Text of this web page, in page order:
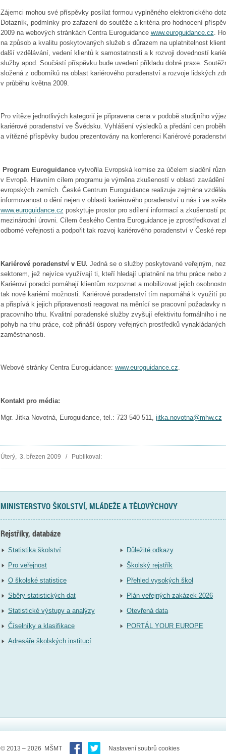
Zájemci mohou své příspěvky posílat formou vyplněného elektronického
Dotazník, podmínky pro zařazení do soutěže a kritéria pro hodnocení
2009 na webových stránkách Centra Euroguidance www.euroguidance.cz .
na způsob a kvalitu poskytovaných služeb s důrazem na uplatnitelnost
další vzdělávání, vedení klientů k samostatnosti a k rozvoji dovedností
služby apod. Součástí příspěvku bude uvedení příkladu dobré praxe.
složená z odborníků na oblast kariérového poradenství a rozvoje lidských
v průběhu května 2009.
Pro vítěze jednotlivých kategorií je připravena cena v podobě studijního
kariérové poradenství ve Švédsku. Vyhlášení výsledků a předání cen
a vítězné příspěvky budou prezentovány na konferenci Kariérové
Program Euroguidancevytvořila Evropská komise za účelem sladění
v Evropě. Hlavním cílem programu je výměna zkušeností v oblasti
evropských zemích. České Centrum Euroguidance realizuje zejména
informovanost o dění nejen v oblasti kariérového poradenství u nás i ve
www.euroguidance.cz poskytuje prostor pro sdílení informací a zkušeností
mezinárodní úrovni. Cílem českého Centra Euroguidance je zprostředkovat
odborné veřejnosti a podpořit tak rozvoj kariérového poradenství v České
Kariérové poradenství v EU. Jedná se o služby poskytované veřejným,
sektorem, jež nejvíce využívají ti, kteří hledají uplatnění na trhu práce nebo
Kariéroví poradci pomáhají klientům rozpoznat a mobilizovat jejich
tak nové kariérní možnosti. Kariérové poradenství tím napomáhá k využití
a přispívá k jejich připravenosti reagovat na měnící se pracovní požadavky
pracovního trhu. Kvalitní poradenské služby zvyšují efektivitu formálního i
pohyb na trhu práce, což přináší úspory veřejných prostředků
zaměstnanosti.
Webové stránky Centra Euroguidance: www.euroguidance.cz.
Kontakt pro média:
Mgr. Jitka Novotná, Euroguidance, tel.: 723 540 511, jitka.novotna@mhw.cz
Úterý, 3. březen 2009 / Publikoval:
MINISTERSTVO ŠKOLSTVÍ, MLÁDEŽE A TĚLOVÝCHOVY
Rejstříky, databáze
Statistika školství
Pro veřejnost
O školské statistice
Sběry statistických dat
Statistické výstupy a analýzy
Číselníky a klasifikace
Adresáře školských institucí
Důležité odkazy
Školský rejstřík
Přehled vysokých škol
Plán veřejných zakázek 2026
Otevřená data
PORTÁL YOUR EUROPE
© 2013 – 2026 MŠMT Nastavení soubrů cookies